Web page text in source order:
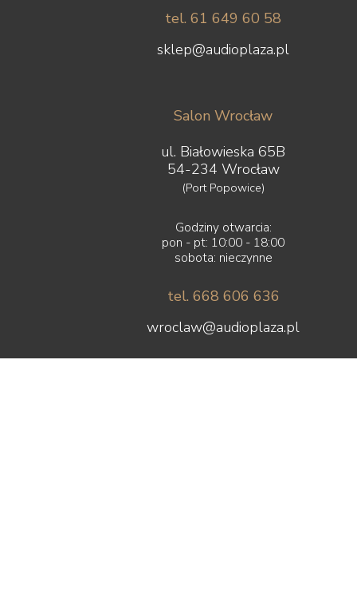
tel. 61 649 60 58
sklep@audioplaza.pl
Salon Wrocław
ul. Białowieska 65B
54-234 Wrocław
(Port Popowice)
Godziny otwarcia:
pon - pt: 10:00 - 18:00
sobota: nieczynne
tel. 668 606 636
wroclaw@audioplaza.pl